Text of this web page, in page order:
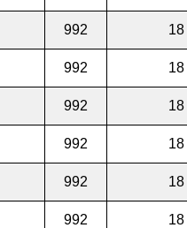
992 18
992 18
992 18
992 18
992 18
992 18